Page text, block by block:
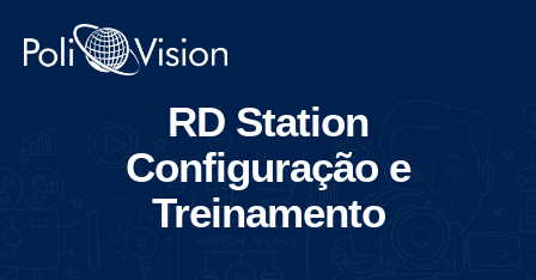
RD Station
Configuração e
Treinamento